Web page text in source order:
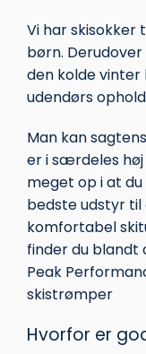
Vi har skisokker
børn.
den kolde
udendørs
Man kan
er i særdeles høj
meget op i at
bedste udstyr til
komfortabel
finder du blandt
Peak
skistrømper
Hvorfor er